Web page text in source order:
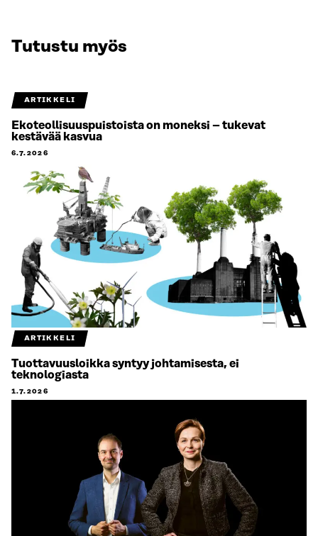
Tutustu myös
ARTIKKELI
Ekoteollisuuspuistoista on moneksi – tukevat
kestävää kasvua
6.7.2026
ARTIKKELI
Tuottavuusloikka syntyy johtamisesta, ei
teknologiasta
1.7.2026